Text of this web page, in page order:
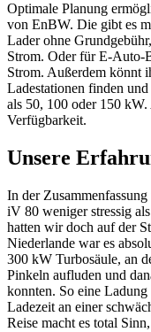
Optimale Planung
von EnBW. Die gibt es
Lader ohne
Strom. Oder für E-Auto-
Strom. Außerdem könnt
Ladestationen finden
als 50, 100 oder 150
Verfügbarkeit.
Unsere
In der
iV 80 weniger stressig
hatten wir doch auf der
Niederlande war es
300 kW Turbosäule, an
Pinkeln aufluden und
konnten. So eine
Ladezeit an einer
Reise macht es total